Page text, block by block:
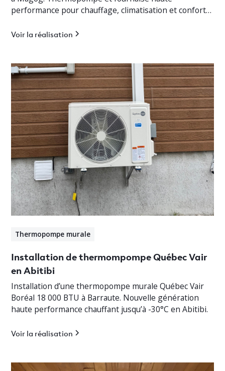
performance pour chauffage, climatisation et confort
Voir la réalisation
Thermopompe murale
Installation de thermompompe Québec Vair
en Abitibi
Installation d’une thermopompe murale Québec Vair
Boréal 18 000 BTU à Barraute. Nouvelle génération
haute performance chauffant jusqu’à -30°C en Abitibi.
Voir la réalisation